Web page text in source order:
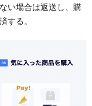
い場合は返送し、購
する。